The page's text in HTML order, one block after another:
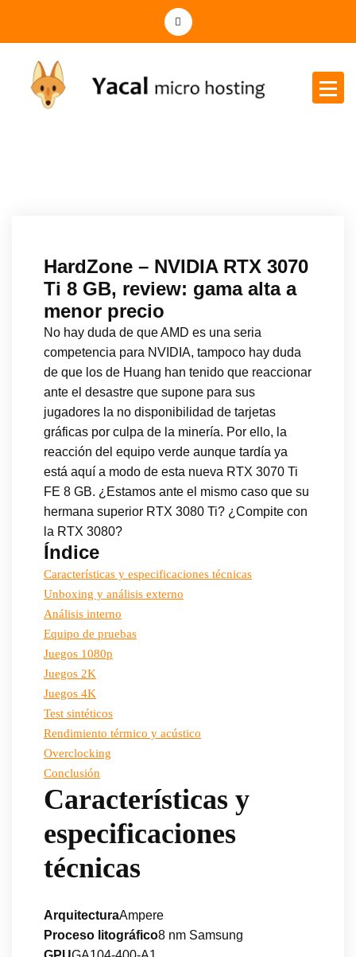
HardZone – NVIDIA RTX 3070
Ti 8 GB, review: gama alta a
menor precio
No hay duda de que AMD es una seria
competencia para NVIDIA, tampoco hay duda
de que los de Huang han tenido que reaccionar
ante el desastre que supone para sus
jugadores la no disponibilidad de tarjetas
gráficas por culpa de la minería. Por ello, la
reacción del equipo verde aunque tardía ya
está aquí a modo de esta nueva RTX 3070 Ti
FE 8 GB. ¿Estamos ante el mismo caso que su
hermana superior RTX 3080 Ti? ¿Compite con
la RTX 3080?
Índice
Características y especificaciones técnicas
Unboxing y análisis externo
Análisis interno
Equipo de pruebas
Juegos 1080p
Juegos 2K
Juegos 4K
Test sintéticos
Rendimiento térmico y acústico
Overclocking
Conclusión
Características y
especificaciones
técnicas
ArquitecturaAmpere
Proceso litográfico8 nm Samsung